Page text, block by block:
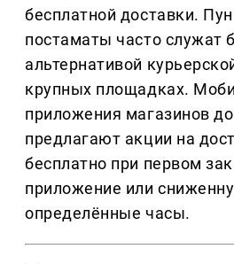
бесплатной доставки.
постаматы часто служат
альтернативой
крупных площадках.
приложения магазинов
предлагают акции на
бесплатно при первом
приложение или
определённые часы.